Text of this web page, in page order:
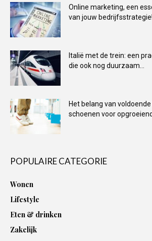
Online marketing, een
van jouw
Italië met de trein: een
die ook nog duurzaam...
Het belang van
schoenen voor
POPULAIRE CATEGORIE
Wonen
Lifestyle
Eten & drinken
Zakelijk